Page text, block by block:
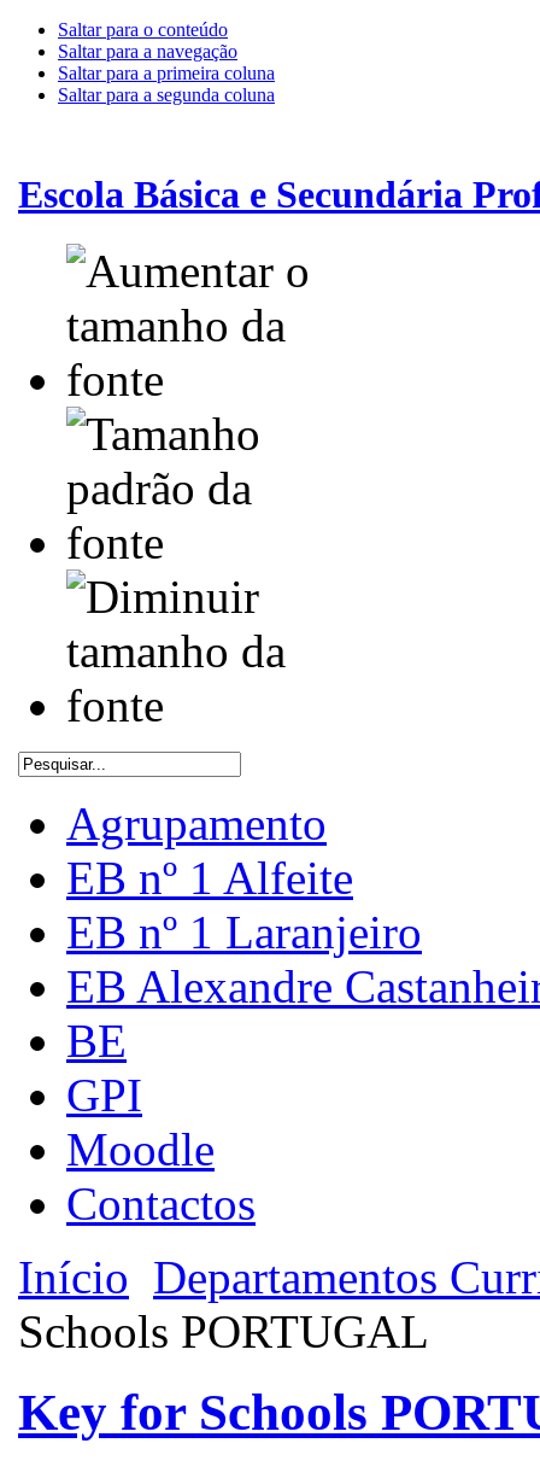
Saltar para o conteúdo
Saltar para a navegação
Saltar para a primeira coluna
Saltar para a segunda coluna
Escola Básica e Secundária
Agrupamento
EB nº 1 Alfeite
EB nº 1 Laranjeiro
EB Alexandre
BE
GPI
Moodle
Contactos
Início Departamentos
Schools PORTUGAL
Key for Schools